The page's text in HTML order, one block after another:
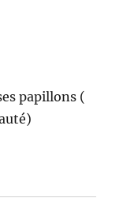
papillons (